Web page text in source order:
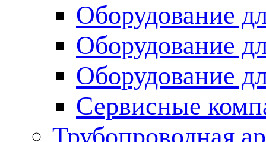
Оборудование
Оборудование
Оборудование
Сервисные